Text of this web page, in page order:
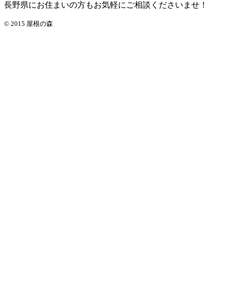
長野県にお住まいの方もお気軽にご相談くださいませ！
© 2015 屋根の森